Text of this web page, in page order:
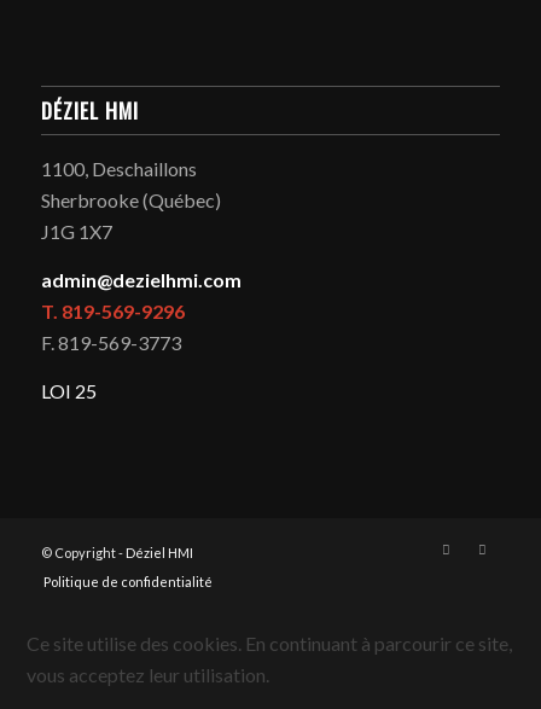
DÉZIEL HMI
1100, Deschaillons
Sherbrooke (Québec)
J1G 1X7
admin@dezielhmi.com
T. 819-569-9296
F. 819-569-3773
LOI 25
© Copyright - Déziel HMI
Politique de confidentialité
Ce site utilise des cookies. En continuant à parcourir ce site,
vous acceptez leur utilisation.